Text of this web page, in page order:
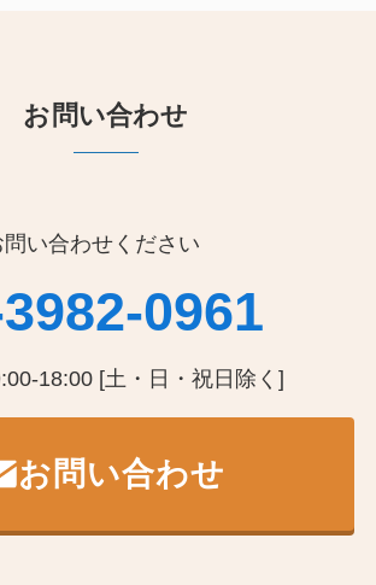
お問い合わせ
い合わせください
0961
18:00 [土・日・祝日除く]
お問い合わせ